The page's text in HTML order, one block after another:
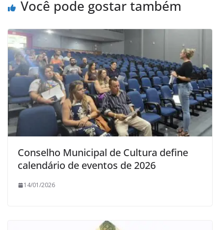
Você pode gostar também
Conselho Municipal de Cultura define
calendário de eventos de 2026
14/01/2026